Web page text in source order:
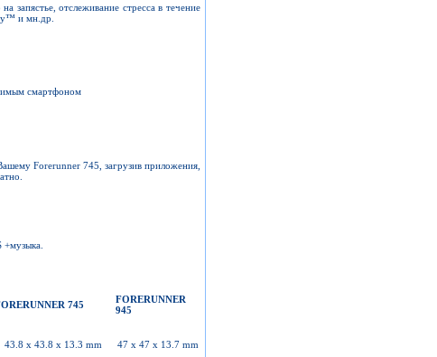
запястье, отслеживание стресса в течение
и мн.др.
смартфоном
Forerunner 745, загрузив приложения,
745
FORERUNNER
945
43.8 x 43.8 x 13.3 mm
47 x 47 x 13.7 mm